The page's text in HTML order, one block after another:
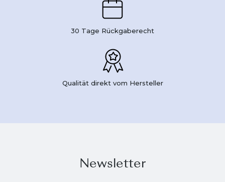
30 Tage Rückgaberecht
Qualität direkt vom Hersteller
Newsletter